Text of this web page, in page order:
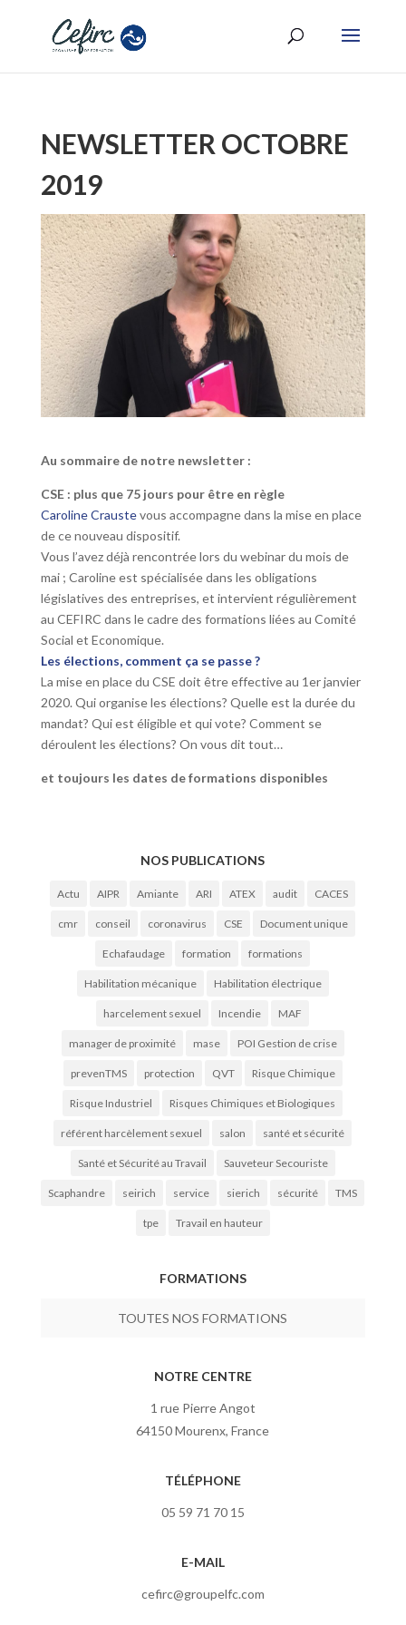
NEWSLETTER OCTOBRE
2019
Au sommaire de notre newsletter :
CSE : plus que 75 jours pour être en règle
Caroline Craustevous accompagne dans la mise en place
de ce nouveau dispositif.
Vous l’avez déjà rencontrée lors du webinar du mois de
mai ; Caroline est spécialisée dans les obligations
législatives des entreprises, et intervient régulièrement
au CEFIRC dans le cadre des formations liées au Comité
Social et Economique.
Les élections, comment ça se passe ?
La mise en place du CSE doit être effective au 1er janvier
2020. Qui organise les élections? Quelle est la durée du
mandat? Qui est éligible et qui vote? Comment se
déroulent les élections? On vous dit tout…
et toujours les dates de formations disponibles
NOS PUBLICATIONS
Actu AIPR Amiante ARI ATEX audit CACES
cmr conseil coronavirus CSE Document unique
Echafaudage formation formations
Habilitation mécanique Habilitation électrique
harcelement sexuel Incendie MAF
manager de proximité mase POI Gestion de crise
prevenTMS protection QVT Risque Chimique
Risque Industriel Risques Chimiques et Biologiques
référent harcèlement sexuel salon santé et sécurité
Santé et Sécurité au Travail Sauveteur Secouriste
Scaphandre seirich service sierich sécurité TMS
tpe Travail en hauteur
FORMATIONS
TOUTES NOS FORMATIONS
NOTRE CENTRE
1 rue Pierre Angot
64150 Mourenx, France
TÉLÉPHONE
05 59 71 70 15
E-MAIL
cefirc@groupelfc.com